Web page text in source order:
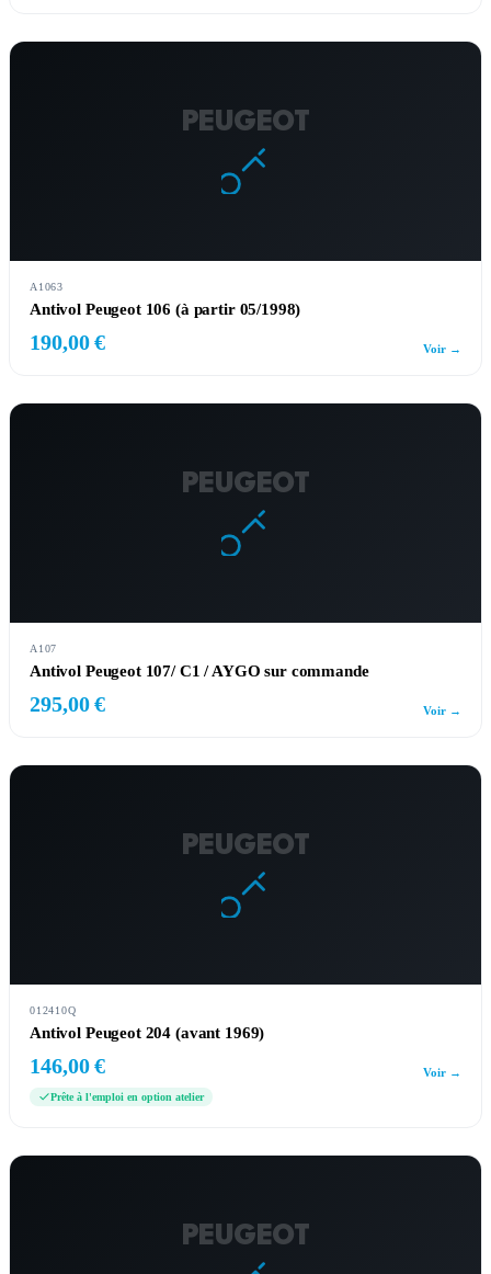
PEUGEOT
A1063
Antivol Peugeot 106 (à partir 05/1998)
190,00 € Voir →
PEUGEOT
A107
Antivol Peugeot 107/ C1 / AYGO sur commande
295,00 € Voir →
PEUGEOT
012410Q
Antivol Peugeot 204 (avant 1969)
146,00 € Voir →
Prête à l'emploi en option atelier
PEUGEOT